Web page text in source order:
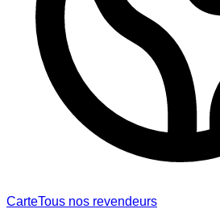
CarteTous nos revendeurs